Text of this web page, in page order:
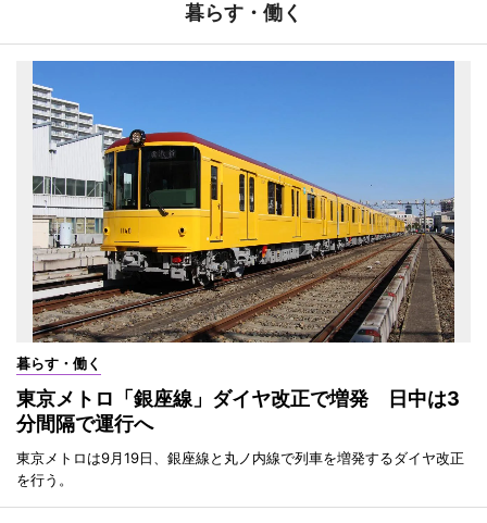
暮らす・働く
暮らす・働く
東京メトロ「銀座線」ダイヤ改正で増発 日中は3
分間隔で運行へ
東京メトロは9月19日、銀座線と丸ノ内線で列車を増発するダイヤ改正
を行う。